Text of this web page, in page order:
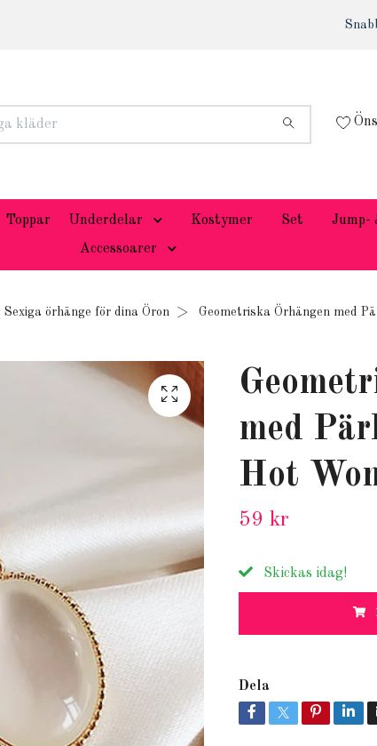
Toppar Underdelar Kostymer Set Jump-
Accessoarer
örhänge för dina Öron Geometriska Örhängen med
med
Hot
59 kr
Skickas idag!
Dela